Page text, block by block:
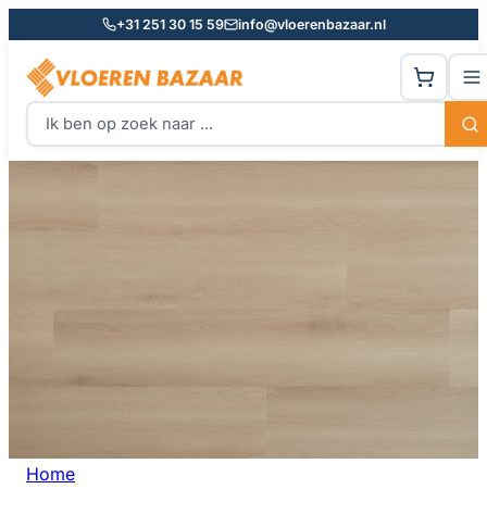
+31 251 30 15 59 info@vloerenbazaar.nl
Home